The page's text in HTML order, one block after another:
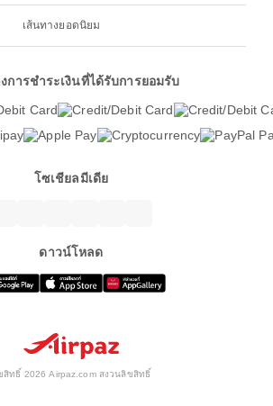
เส้นทางยอดนิยม
การชำระเงินที่ได้รับการยอมรับ
โซเชียลมีเดีย
ดาวน์โหลด
สิทธิ์ 2026 Airpaz.com สงวนลิขสิทธิ์